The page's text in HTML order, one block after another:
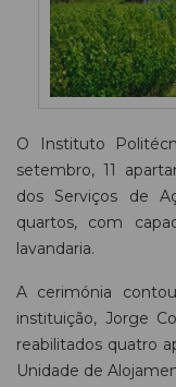
O Instituto
setembro, 11
dos Serviços de
quartos, com
lavandaria.
A cerimónia
instituição, Jorge
reabilitados quatro
Unidade de